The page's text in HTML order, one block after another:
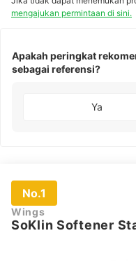
mengajukan permintaan di sini.
Apakah peringkat
sebagai referensi?
Ya
No.1
Wings
SoKlin Softener